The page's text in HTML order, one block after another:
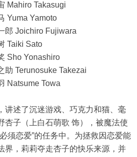
Takasugi
Yamoto
Fujiwara
Sato
Takezai
Towa
述了沉迷游戏、巧克力和猫、毫
杏子（上白石萌歌 饰），被魔法使
须恋爱”的任务中。为拯救因恋爱能
界，莉莉夺走杏子的快乐来源，并